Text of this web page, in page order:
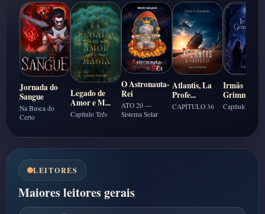
Jornada do
Sangue
Na Busca do
Certo
Legado de
Amor e M...
Capítulo Três
O Astronauta-
Rei
ATO 20 —
Sistema Solar
Atlantis, La
Profe...
CAPÍTULO 36
Irmãs
Grimmmyre
Capítulo 1
LEITORES
Maiores leitores gerais